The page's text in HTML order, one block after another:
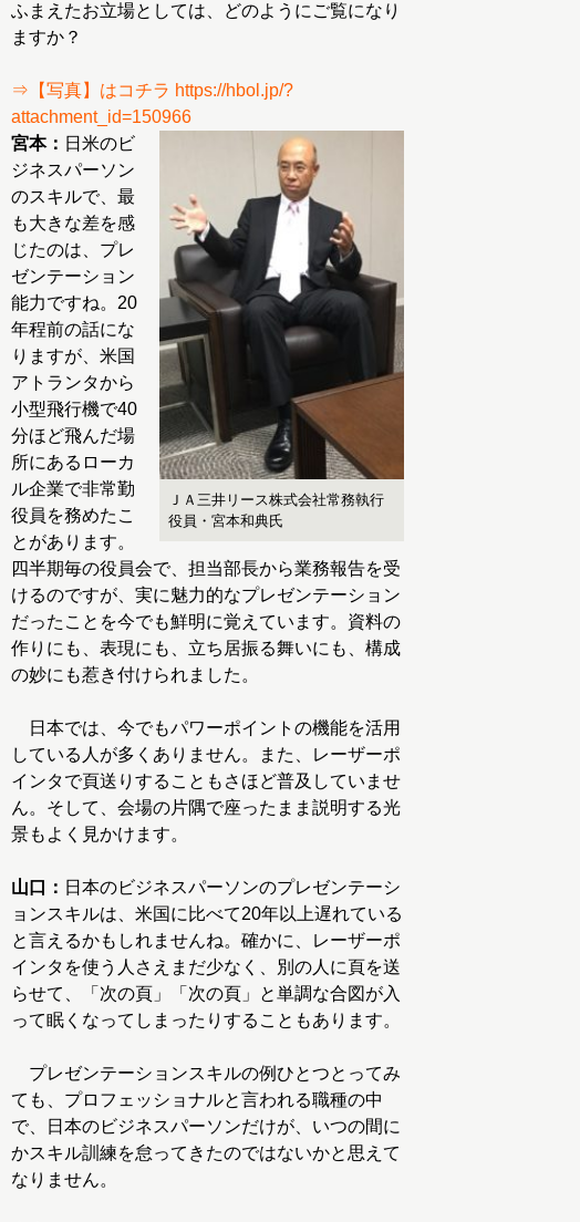
ふまえたお立場としては、どのようにご覧になり
ますか？
⇒【写真】はコチラ https://hbol.jp/?
attachment_id=150966
ＪＡ三井リース株式会社常務執行
役員・宮本和典氏
宮本： 日米のビ
ジネスパーソン
のスキルで、最
も大きな差を感
じたのは、プレ
ゼンテーション
能力ですね。20
年程前の話にな
りますが、米国
アトランタから
小型飛行機で40
分ほど飛んだ場
所にあるローカ
ル企業で非常勤
役員を務めたこ
とがあります。
四半期毎の役員会で、担当部長から業務報告を受
けるのですが、実に魅力的なプレゼンテーション
だったことを今でも鮮明に覚えています。資料の
作りにも、表現にも、立ち居振る舞いにも、構成
の妙にも惹き付けられました。
日本では、今でもパワーポイントの機能を活用
している人が多くありません。また、レーザーポ
インタで頁送りすることもさほど普及していませ
ん。そして、会場の片隅で座ったまま説明する光
景もよく見かけます。
山口： 日本のビジネスパーソンのプレゼンテーシ
ョンスキルは、米国に比べて20年以上遅れている
と言えるかもしれませんね。確かに、レーザーポ
インタを使う人さえまだ少なく、別の人に頁を送
らせて、「次の頁」「次の頁」と単調な合図が入
って眠くなってしまったりすることもあります。
プレゼンテーションスキルの例ひとつとってみ
ても、プロフェッショナルと言われる職種の中
で、日本のビジネスパーソンだけが、いつの間に
かスキル訓練を怠ってきたのではないかと思えて
なりません。